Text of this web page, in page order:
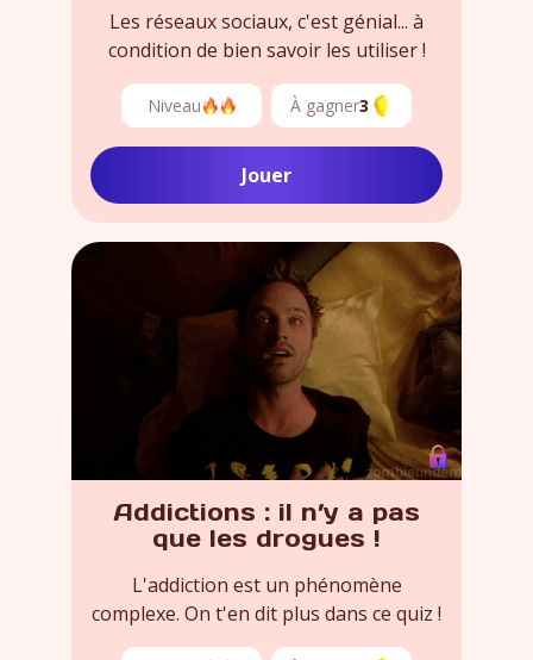
Les réseaux sociaux, c'est génial... à
condition de bien savoir les utiliser !
Niveau À gagner3
Jouer
Addictions : il n’y a pas
que les drogues !
L'addiction est un phénomène
complexe. On t'en dit plus dans ce quiz !